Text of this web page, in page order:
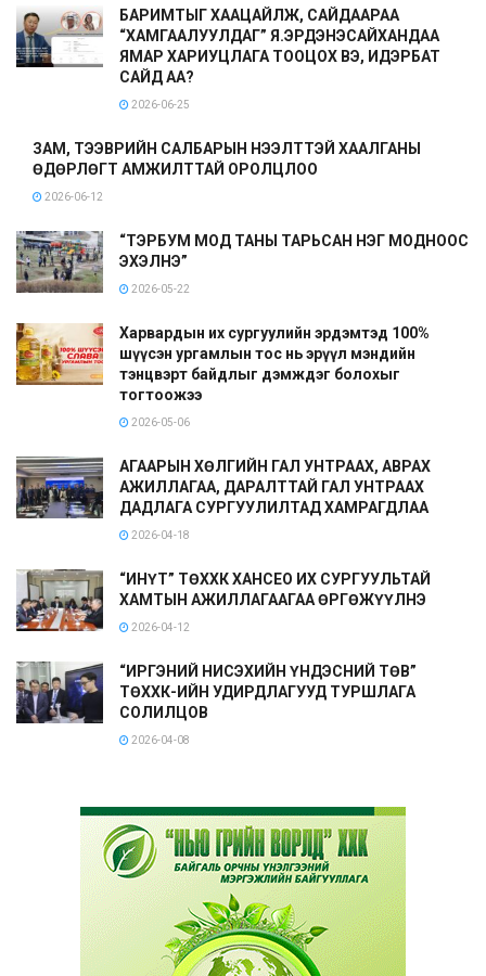
БАРИМТЫГ ХААЦАЙЛЖ, САЙДААРАА
“ХАМГААЛУУЛДАГ” Я.ЭРДЭНЭСАЙХАНДАА
ЯМАР ХАРИУЦЛАГА ТООЦОХ ВЭ, ИДЭРБАТ
САЙД АА?
2026-06-25
ЗАМ, ТЭЭВРИЙН САЛБАРЫН НЭЭЛТТЭЙ ХААЛГАНЫ
ӨДӨРЛӨГТ АМЖИЛТТАЙ ОРОЛЦЛОО
2026-06-12
“ТЭРБУМ МОД ТАНЫ ТАРЬСАН НЭГ МОДНООС
ЭХЭЛНЭ”
2026-05-22
Харвардын их сургуулийн эрдэмтэд 100%
шүүсэн ургамлын тос нь эрүүл мэндийн
тэнцвэрт байдлыг дэмждэг болохыг
тогтоожээ
2026-05-06
АГААРЫН ХӨЛГИЙН ГАЛ УНТРААХ, АВРАХ
АЖИЛЛАГАА, ДАРАЛТТАЙ ГАЛ УНТРААХ
ДАДЛАГА СУРГУУЛИЛТАД ХАМРАГДЛАА
2026-04-18
“ИНҮТ” ТӨХХК ХАНСЕО ИХ СУРГУУЛЬТАЙ
ХАМТЫН АЖИЛЛАГААГАА ӨРГӨЖҮҮЛНЭ
2026-04-12
“ИРГЭНИЙ НИСЭХИЙН ҮНДЭСНИЙ ТӨВ”
ТӨХХК-ИЙН УДИРДЛАГУУД ТУРШЛАГА
СОЛИЛЦОВ
2026-04-08